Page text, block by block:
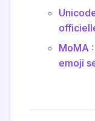
MoMA
emoji